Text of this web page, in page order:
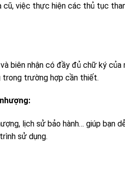
việc thực hiện các thủ tục
biên nhận có đầy đủ chữ ký
trong trường hợp cần thiết.
lịch sử bảo hành… giúp bạn
sử dụng.